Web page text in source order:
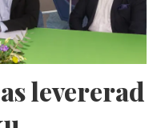
levererad